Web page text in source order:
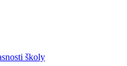
školy